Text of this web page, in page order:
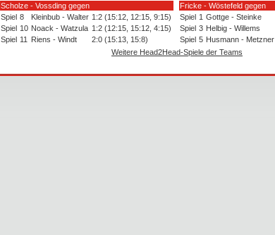
Scholze - Vossding gegen
Spiel 8 Kleinbub - Walter 1:2 (15:12, 12:15, 9:15)
Spiel 10 Noack - Watzula 1:2 (12:15, 15:12, 4:15)
Spiel 11 Riens - Windt 2:0 (15:13, 15:8)
Fricke - Wöstefeld gegen
Spiel 1 Gottge - Steinke
Spiel 3 Helbig - Willems
Spiel 5 Husmann - Metzner
Weitere Head2Head-Spiele der Teams